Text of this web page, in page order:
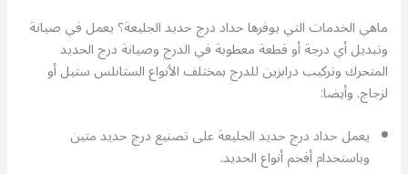
ماهي الخدمات التي يوفرها حداد درج حديد الجليعة؟ يعمل في صيانة
وتبديل أي درجة أو قطعة معطوبة في الدرج وصيانة درج الحديد
المتحرك وتركيب درابزين للدرج بمختلف الأنواع الستانلس ستيل أو
لزجاج. وأيضا:
يعمل حداد درج حديد الجليعة على تصنيع درج حديد متين
وباستخدام أفخم أنواع الحديد.